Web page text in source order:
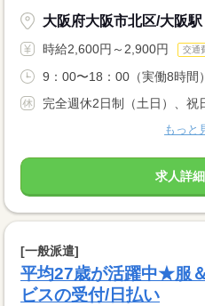
大阪府大阪市北区/大阪駅
時給2,600円～2,900円 交通
9：00〜18：00（実働8時
完全週休2日制（土日）、祝
もっと
求人詳
[一般派遣]
平均27歳が活躍中★服
ビスの受付/日払い